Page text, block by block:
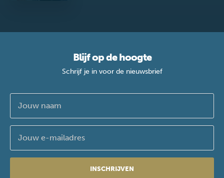
Blijf op de hoogte
Schrijf je in voor de nieuwsbrief
INSCHRIJVEN